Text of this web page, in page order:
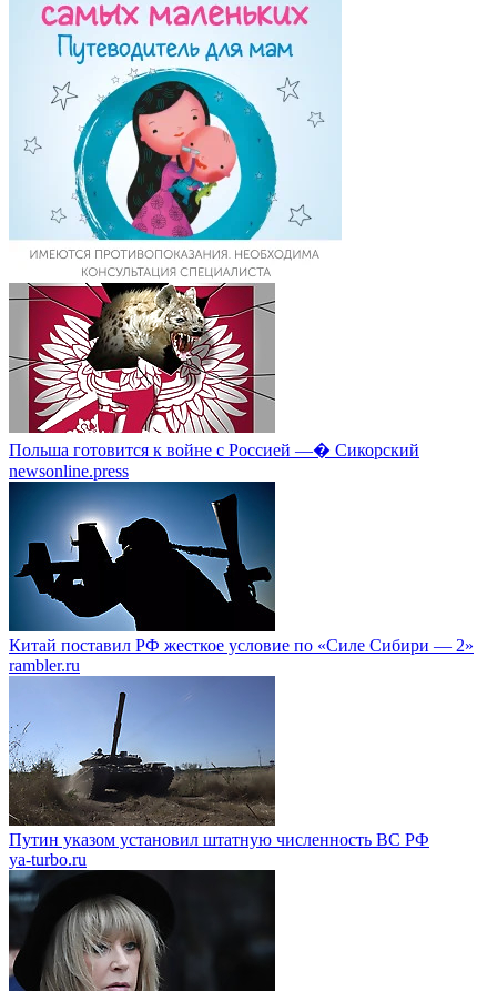
Польша готовится к войне с Россией —� Сикорский
newsonline.press
Китай поставил РФ жесткое условие по «Силе Сибири — 2»
rambler.ru
Путин указом установил штатную численность ВС РФ
ya-turbo.ru